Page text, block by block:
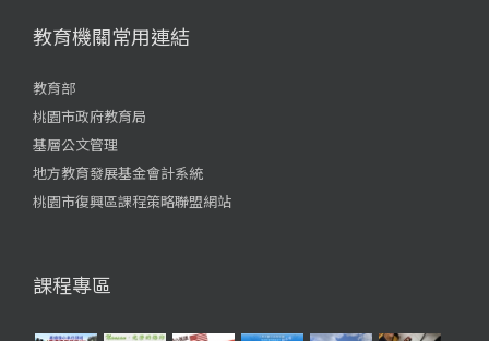
教育機關常用連結
教育部
桃園市政府教育局
基層公文管理
地方教育發展基金會計系統
桃園市復興區課程策略聯盟網站
課程專區